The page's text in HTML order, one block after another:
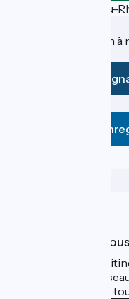
Châteauneuf-du-
Une information
Qui sommes-
ViaRhôna est un
promu par un
leurs institutions